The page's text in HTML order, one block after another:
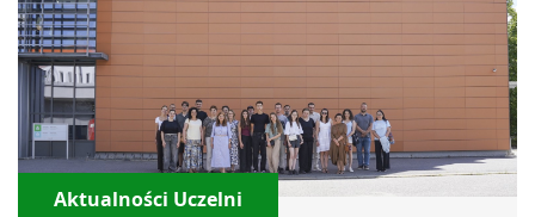
Aktualności Uczelni